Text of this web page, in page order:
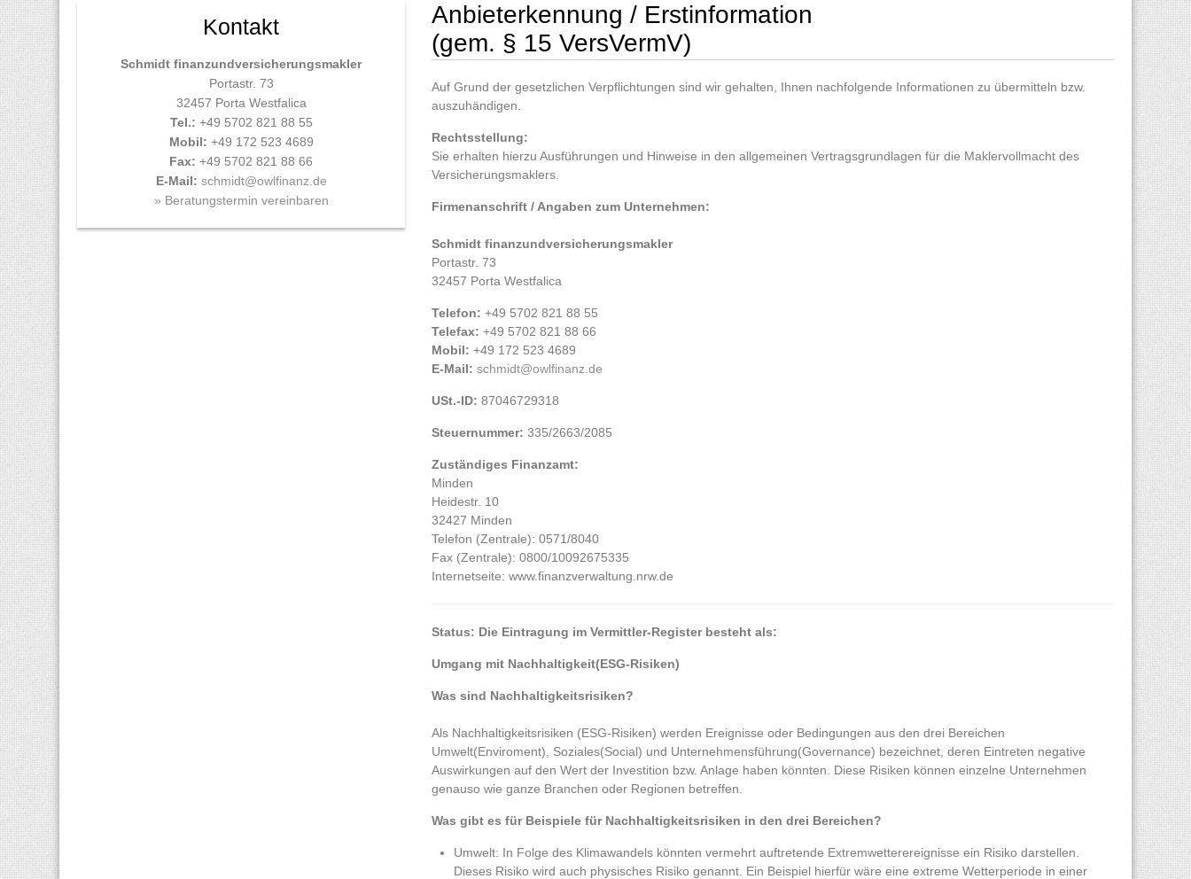
Anbieterkennung / Erstinformation
(gem. § 15 VersVermV)
Auf Grund der gesetzlichen Verpflichtungen sind wir gehalten, Ihnen nachfolgende Informationen zu übermitteln bzw.
auszuhändigen.
Rechtsstellung:
Sie erhalten hierzu Ausführungen und Hinweise in den allgemeinen Vertragsgrundlagen für die Maklervollmacht des
Versicherungsmaklers.
Firmenanschrift / Angaben zum Unternehmen:
Schmidt finanzundversicherungsmakler
Portastr. 73
32457 Porta Westfalica
Telefon: +49 5702 821 88 55
Telefax: +49 5702 821 88 66
Mobil: +49 172 523 4689
E-Mail: schmidt@owlfinanz.de
USt.-ID: 87046729318
Steuernummer: 335/2663/2085
Zuständiges Finanzamt:
Minden
Heidestr. 10
32427 Minden
Telefon (Zentrale): 0571/8040
Fax (Zentrale): 0800/10092675335
Internetseite: www.finanzverwaltung.nrw.de
Status: Die Eintragung im Vermittler-Register besteht als:
Umgang mit Nachhaltigkeit(ESG-Risiken)
Was sind Nachhaltigkeitsrisiken?
Als Nachhaltigkeitsrisiken (ESG-Risiken) werden Ereignisse oder Bedingungen aus den drei Bereichen
Umwelt(Enviroment), Soziales(Social) und Unternehmensführung(Governance) bezeichnet, deren Eintreten negative
Auswirkungen auf den Wert der Investition bzw. Anlage haben könnten. Diese Risiken können einzelne Unternehmen
genauso wie ganze Branchen oder Regionen betreffen.
Was gibt es für Beispiele für Nachhaltigkeitsrisiken in den drei Bereichen?
Umwelt: In Folge des Klimawandels könnten vermehrt auftretende Extremwetterereignisse ein Risiko darstellen.
Dieses Risiko wird auch physisches Risiko genannt. Ein Beispiel hierfür wäre eine extreme Wetterperiode in einer
Kontakt
Schmidt finanzundversicherungsmakler
Portastr. 73
32457 Porta Westfalica
Tel.: +49 5702 821 88 55
Mobil: +49 172 523 4689
Fax: +49 5702 821 88 66
E-Mail: schmidt@owlfinanz.de
» Beratungstermin vereinbaren